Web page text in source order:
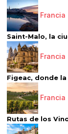
Francia
Saint-Malo, la
Francia
Figeac, donde
Francia
Rutas de los